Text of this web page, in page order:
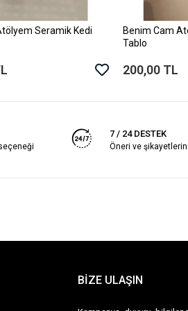
Sepete Ekle
Seramik Kedi
Benim Cam
Tablo
200,00 TL
7 / 24 DESTEK
Öneri ve
BİZE ULAŞIN